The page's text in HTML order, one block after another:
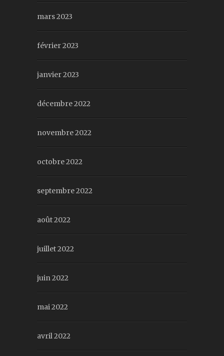
mars 2023
février 2023
janvier 2023
décembre 2022
novembre 2022
octobre 2022
septembre 2022
août 2022
juillet 2022
juin 2022
mai 2022
avril 2022